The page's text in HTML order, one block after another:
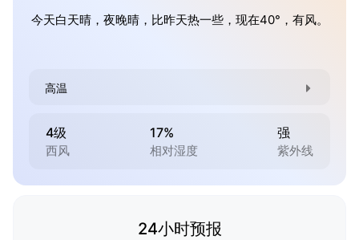
今天白天晴，夜晚晴，比昨天热一些，现在40°，有风。
高温
4级
西风
17%
相对湿度
强
紫外线
24小时预报